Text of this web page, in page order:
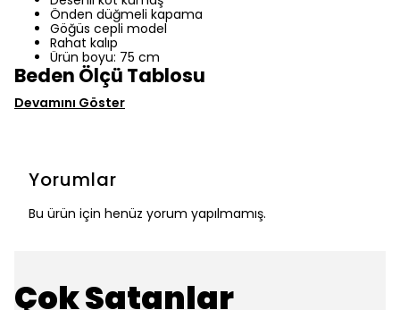
Önden düğmeli kapama
Göğüs cepli model
Rahat kalıp
Ürün boyu: 75 cm
Beden Ölçü Tablosu
Devamını Göster
Yorumlar
Bu ürün için henüz yorum yapılmamış.
Çok Satanlar